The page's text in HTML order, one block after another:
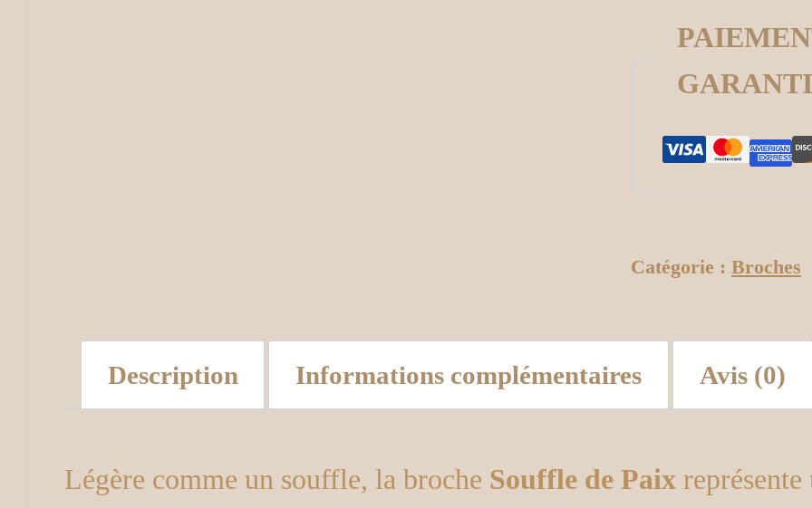
Catégorie :Broches
Description Informations complémentaires Avis (0)
Légère comme un souffle, la broche Souffle de Paix